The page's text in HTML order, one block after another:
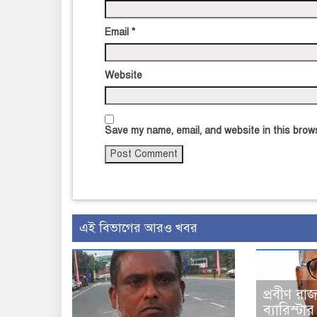
Email *
Website
Save my name, email, and website in this
এই বিভাগের আরও খবর
প্রবীণ